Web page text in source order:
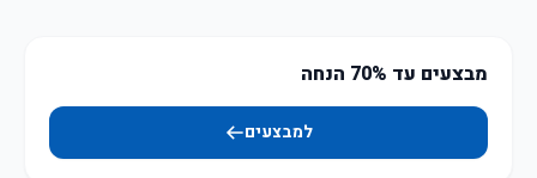
מבצעים עד 70% הנחה
למבצעים